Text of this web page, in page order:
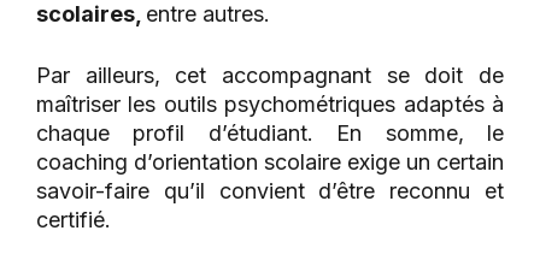
scolaires, entre autres.
Par ailleurs, cet accompagnant se doit de
maîtriser les outils psychométriques adaptés à
chaque profil d’étudiant. En somme, le
coaching d’orientation scolaire exige un certain
savoir-faire qu’il convient d’être reconnu et
certifié.